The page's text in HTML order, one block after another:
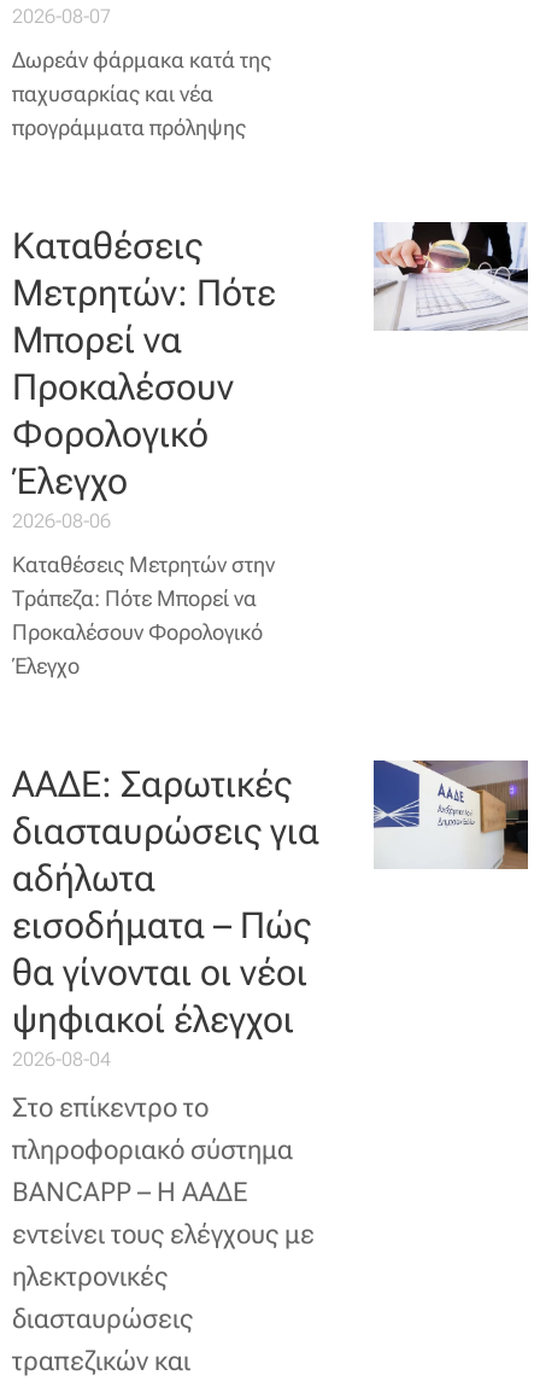
2026-08-07
Δωρεάν φάρμακα κατά της
παχυσαρκίας και νέα
προγράμματα πρόληψης
Καταθέσεις
Μετρητών: Πότε
Μπορεί να
Προκαλέσουν
Φορολογικό
Έλεγχο
2026-08-06
Καταθέσεις Μετρητών στην
Τράπεζα: Πότε Μπορεί να
Προκαλέσουν Φορολογικό
Έλεγχο
ΑΑΔΕ: Σαρωτικές
διασταυρώσεις για
αδήλωτα
εισοδήματα – Πώς
θα γίνονται οι νέοι
ψηφιακοί έλεγχοι
2026-08-04
Στο επίκεντρο το
πληροφοριακό σύστημα
BANCAPP – Η ΑΑΔΕ
εντείνει τους ελέγχους με
ηλεκτρονικές
διασταυρώσεις
τραπεζικών και